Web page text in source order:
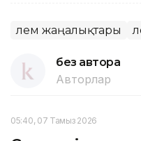
Әлем жаңалықтары
без автора
Авторлар
05:40, 07 Тамыз 2026